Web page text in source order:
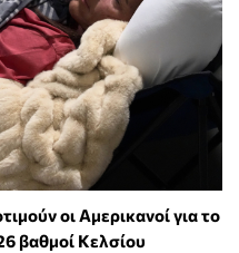
οι Αμερικανοί για το
βαθμοί Κελσίου